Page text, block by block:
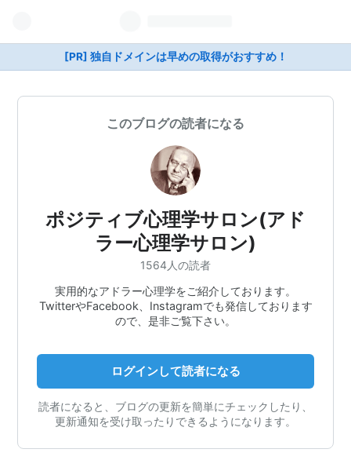
[PR] 独自ドメインは早めの取得がおすすめ！
このブログの読者になる
ポジティブ心理学サロン(アド
ラー心理学サロン)
1564人の読者
実用的なアドラー心理学をご紹介しております。
TwitterやFacebook、Instagramでも発信しております
ので、是非ご覧下さい。
ログインして読者になる
読者になると、ブログの更新を簡単にチェックしたり、
更新通知を受け取ったりできるようになります。